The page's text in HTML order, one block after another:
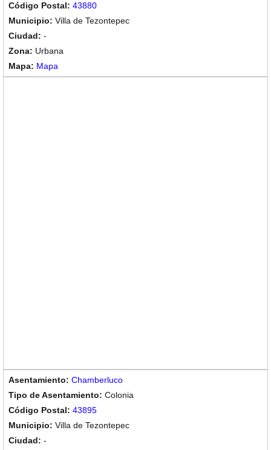
43880
Villa de Tezontepec
-
Urbana
Mapa
Chamberluco
Colonia
43895
Villa de Tezontepec
-